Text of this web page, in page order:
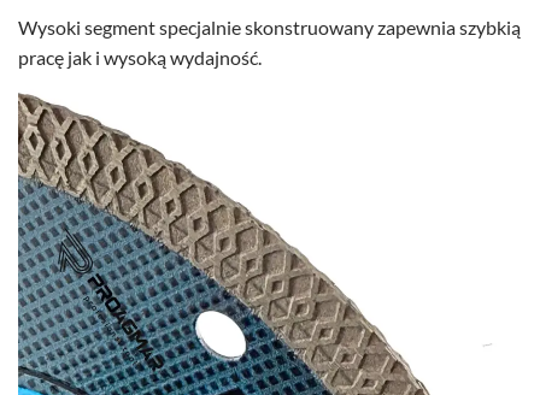
Wysoki segment specjalnie skonstruowany zapewnia szybkią
pracę jak i wysoką wydajność.